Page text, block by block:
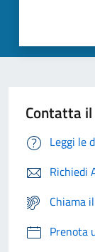
Contatta
Leggi le
Richiedi
Chiama
Prenota